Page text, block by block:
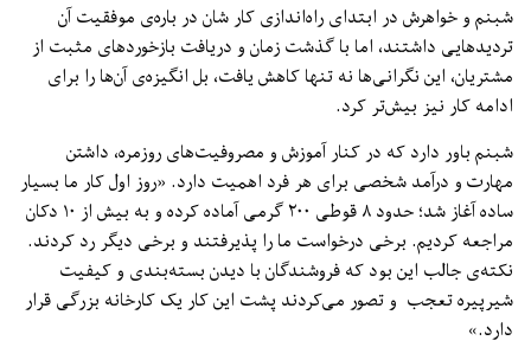
شبنم و خواهرش در ابتدای راه‌اندازی کار شان در باره‌ی موفقیت آن
تردیدهایی داشتند، اما با گذشت زمان و دریافت بازخوردهای مثبت از
مشتریان، این نگرانی‌ها نه ‌تنها کاهش یافت، بل انگیزه‌ی آن‌ها را برای
ادامه کار نیز بیش‌تر کرد.
شبنم باور دارد که در کنار آموزش و مصروفیت‌های روزمره، داشتن
مهارت و درآمد شخصی برای هر فرد اهمیت دارد. «روز اول کار ما بسیار
ساده آغاز شد؛ حدود ۸ قوطی ۲۰۰ گرمی آماده کرده و به بیش از ۱۰ دکان
مراجعه کردیم. برخی درخواست ما را پذیرفتند و برخی دیگر رد کردند.
نکته‌ی جالب این بود که فروشندگان با دیدن بسته‌بندی و کیفیت
شیرپیره تعجب و تصور می‌کردند پشت این کار یک کارخانه بزرگی قرار
دارد.»